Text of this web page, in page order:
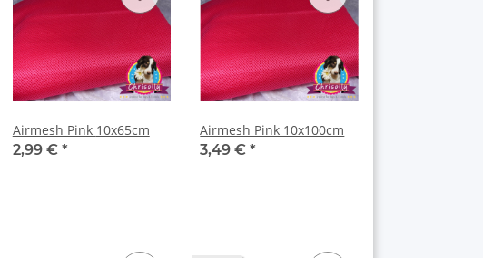
Airmesh Pink 10x65cm
2,99 € *
Airmesh Pink 10x100cm
3,49 €*